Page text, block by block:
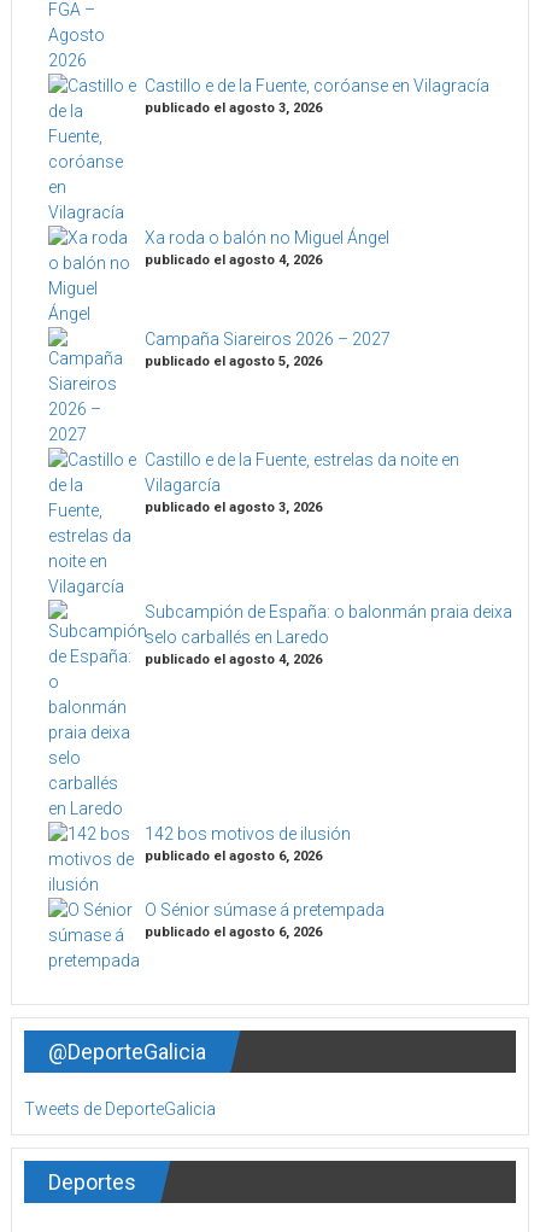
Castillo e de la Fuente, coróanse en Vilagracía
publicado el agosto 3, 2026
Xa roda o balón no Miguel Ángel
publicado el agosto 4, 2026
Campaña Siareiros 2026 – 2027
publicado el agosto 5, 2026
Castillo e de la Fuente, estrelas da noite en
Vilagarcía
publicado el agosto 3, 2026
Subcampión de España: o balonmán praia deixa
selo carballés en Laredo
publicado el agosto 4, 2026
142 bos motivos de ilusión
publicado el agosto 6, 2026
O Sénior súmase á pretempada
publicado el agosto 6, 2026
@DeporteGalicia
Tweets de DeporteGalicia
Deportes